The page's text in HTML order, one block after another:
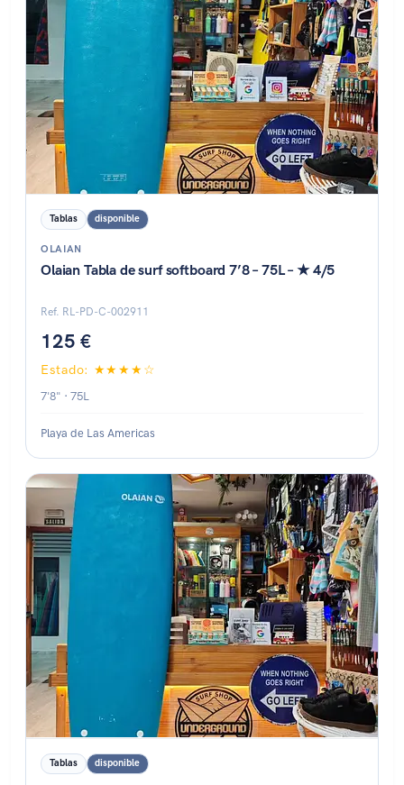
Tablas disponible
OLAIAN
Olaian Tabla de surf softboard 7’8 – 75L – ★ 4/5
Ref. RL-PD-C-002911
125 €
Estado: ★★★★☆
7'8" · 75L
Playa de Las Americas
Estado: ★★★★☆
Tablas disponible